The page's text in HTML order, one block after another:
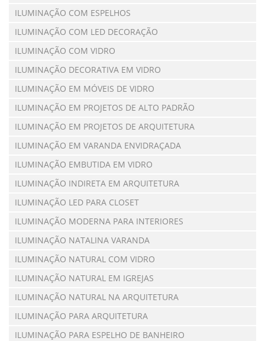
ILUMINAÇÃO COM ESPELHOS
ILUMINAÇÃO COM LED DECORAÇÃO
ILUMINAÇÃO COM VIDRO
ILUMINAÇÃO DECORATIVA EM VIDRO
ILUMINAÇÃO EM MÓVEIS DE VIDRO
ILUMINAÇÃO EM PROJETOS DE ALTO PADRÃO
ILUMINAÇÃO EM PROJETOS DE ARQUITETURA
ILUMINAÇÃO EM VARANDA ENVIDRAÇADA
ILUMINAÇÃO EMBUTIDA EM VIDRO
ILUMINAÇÃO INDIRETA EM ARQUITETURA
ILUMINAÇÃO LED PARA CLOSET
ILUMINAÇÃO MODERNA PARA INTERIORES
ILUMINAÇÃO NATALINA VARANDA
ILUMINAÇÃO NATURAL COM VIDRO
ILUMINAÇÃO NATURAL EM IGREJAS
ILUMINAÇÃO NATURAL NA ARQUITETURA
ILUMINAÇÃO PARA ARQUITETURA
ILUMINAÇÃO PARA ESPELHO DE BANHEIRO